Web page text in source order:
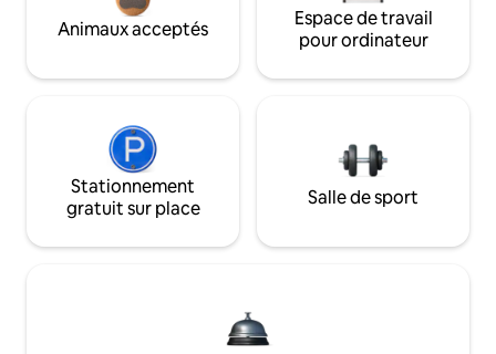
Animaux acceptés
Espace de travail
pour ordinateur
Stationnement
gratuit sur place
Salle de sport